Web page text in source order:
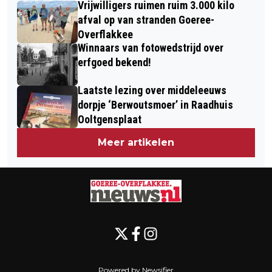
DINSDAG 22 JULI
Vrijwilligers ruimen ruim 3.000 kilo
afval op van stranden Goeree-
Overflakkee
Winnaars van fotowedstrijd over
erfgoed bekend!
Laatste lezing over middeleeuws
dorpje ‘Berwoutsmoer’ in Raadhuis
Ooltgensplaat
Meer artikelen
Powered by Newsifier